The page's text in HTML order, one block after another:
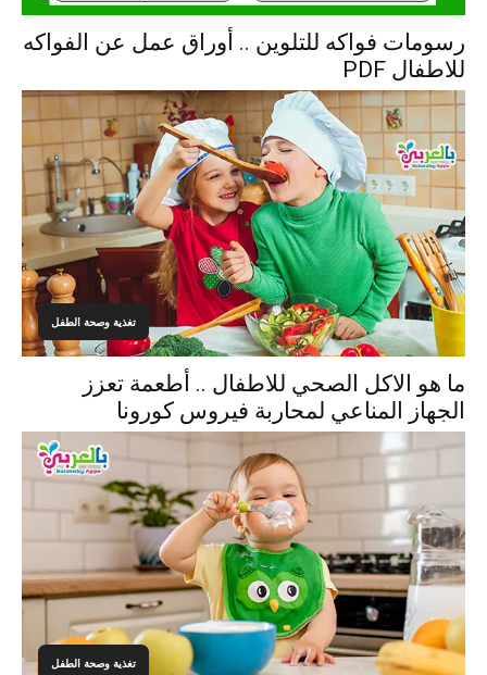
رسومات فواكه للتلوين .. أوراق عمل عن الفواكه
للاطفال PDF
تغذية وصحة الطفل
ما هو الاكل الصحي للاطفال .. أطعمة تعزز
الجهاز المناعي لمحاربة فيروس كورونا
تغذية وصحة الطفل